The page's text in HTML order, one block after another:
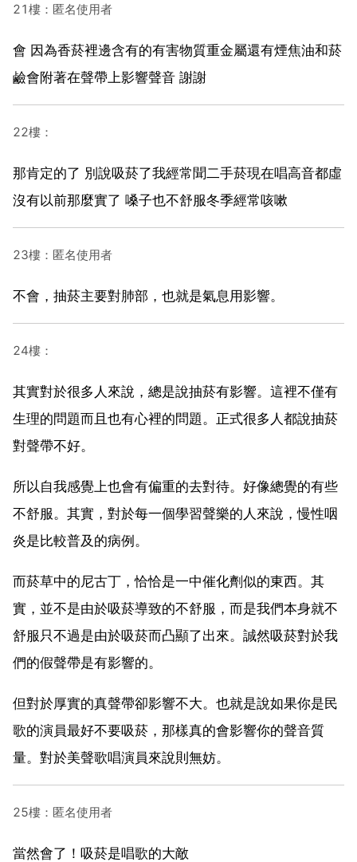
21樓：匿名使用者
會 因為香菸裡邊含有的有害物質重金屬還有煙焦油和菸
鹼會附著在聲帶上影響聲音 謝謝
22樓：
那肯定的了 別說吸菸了我經常聞二手菸現在唱高音都虛
沒有以前那麼實了 嗓子也不舒服冬季經常咳嗽
23樓：匿名使用者
不會，抽菸主要對肺部，也就是氣息用影響。
24樓：
其實對於很多人來說，總是說抽菸有影響。這裡不僅有
生理的問題而且也有心裡的問題。正式很多人都說抽菸
對聲帶不好。
所以自我感覺上也會有偏重的去對待。好像總覺的有些
不舒服。其實，對於每一個學習聲樂的人來說，慢性咽
炎是比較普及的病例。
而菸草中的尼古丁，恰恰是一中催化劑似的東西。其
實，並不是由於吸菸導致的不舒服，而是我們本身就不
舒服只不過是由於吸菸而凸顯了出來。誠然吸菸對於我
們的假聲帶是有影響的。
但對於厚實的真聲帶卻影響不大。也就是說如果你是民
歌的演員最好不要吸菸，那樣真的會影響你的聲音質
量。對於美聲歌唱演員來說則無妨。
25樓：匿名使用者
當然會了！吸菸是唱歌的大敵